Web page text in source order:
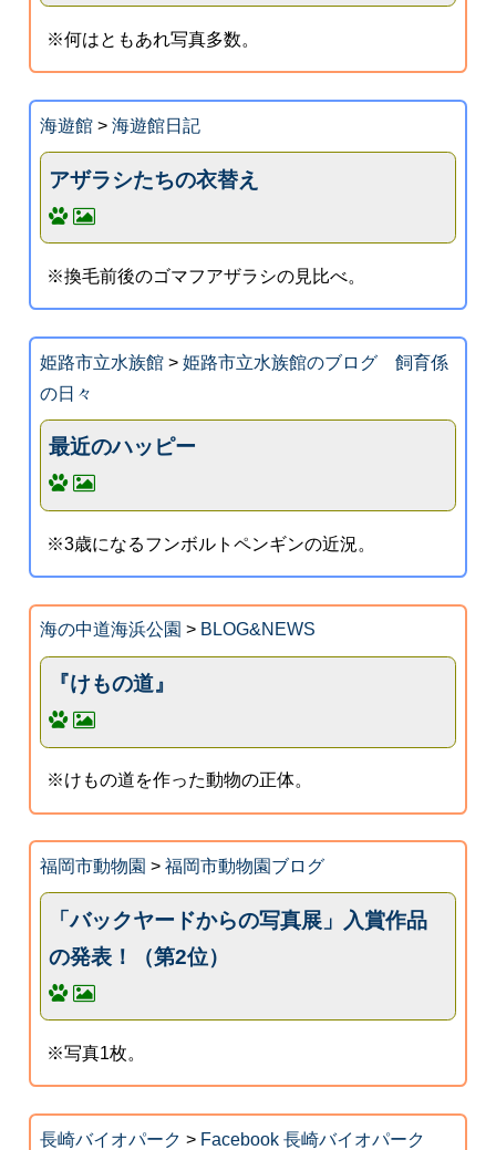
※何はともあれ写真多数。
海遊館> 海遊館日記
アザラシたちの衣替え
※換毛前後のゴマフアザラシの見比べ。
姫路市立水族館> 姫路市立水族館のブログ 飼育係
の日々
最近のハッピー
※3歳になるフンボルトペンギンの近況。
海の中道海浜公園 > BLOG&NEWS
『けもの道』
※けもの道を作った動物の正体。
福岡市動物園 > 福岡市動物園ブログ
「バックヤードからの写真展」入賞作品
の発表！（第2位）
※写真1枚。
長崎バイオパーク > Facebook 長崎バイオパーク